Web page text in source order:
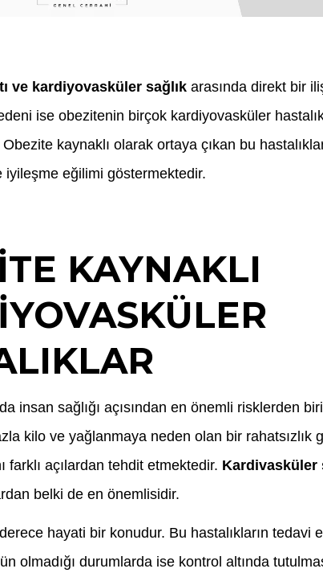
ve kardiyovasküler sağlık arasında direkt bir
ise obezitenin birçok kardiyovasküler
Obezite kaynaklı olarak ortaya çıkan bu
iyileşme eğilimi göstermektedir.
KAYNAKLI
insan sağlığı açısından en önemli risklerden
kilo ve yağlanmaya neden olan bir rahatsızlık
farklı açılardan tehdit etmektedir. Kardivasküler
belki de en önemlisidir.
hayati bir konudur. Bu hastalıkların tedavi
olmadığı durumlarda ise kontrol altında